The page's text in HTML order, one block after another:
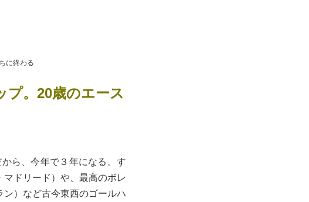
に終わる
プ。20歳のエース
ら、今年で３年になる。す
ドリード）や、最高のボレ
）など古今東西のゴールハ